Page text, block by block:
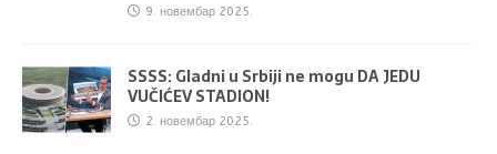
9. новембар 2025.
SSSS: Gladni u Srbiji ne mogu DA JEDU
VUČIĆEV STADION!
2. новембар 2025.